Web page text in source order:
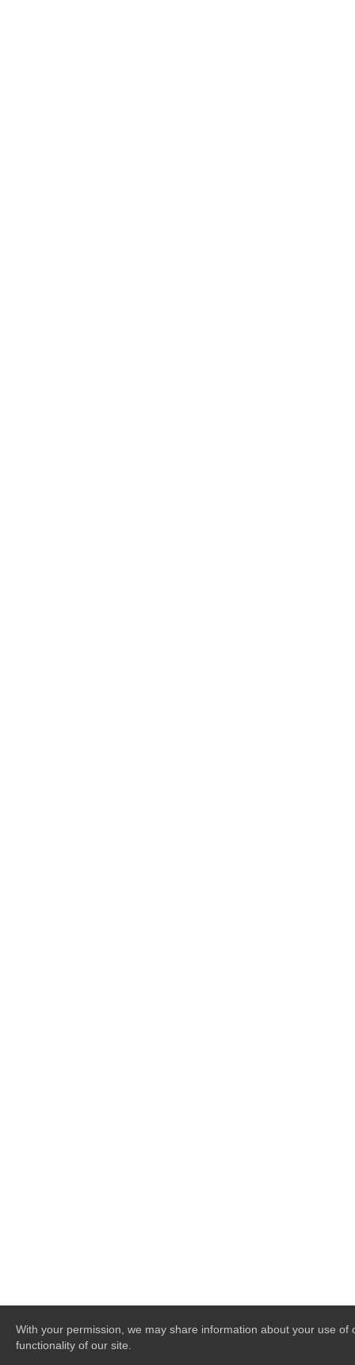
With your permission, we may share information about your use of
functionality of our site.